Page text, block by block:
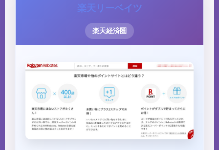
楽天リーベイツ
楽天経済圏